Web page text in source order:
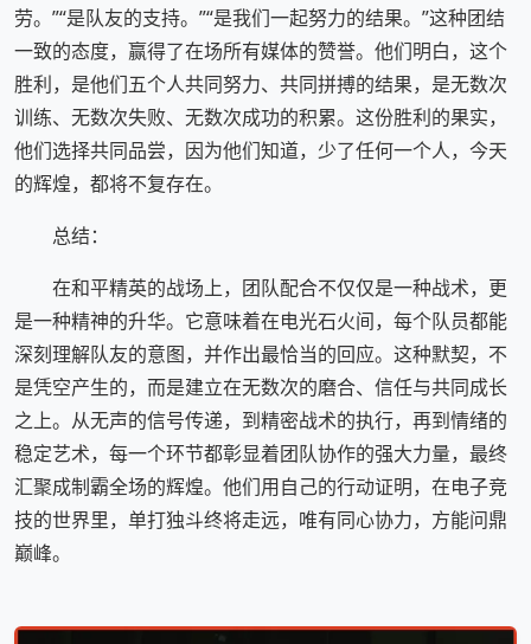
劳。”“是队友的支持。”“是我们一起努力的结果。”这种团结
一致的态度，赢得了在场所有媒体的赞誉。他们明白，这个
胜利，是他们五个人共同努力、共同拼搏的结果，是无数次
训练、无数次失败、无数次成功的积累。这份胜利的果实，
他们选择共同品尝，因为他们知道，少了任何一个人，今天
的辉煌，都将不复存在。
总结：
在和平精英的战场上，团队配合不仅仅是一种战术，更
是一种精神的升华。它意味着在电光石火间，每个队员都能
深刻理解队友的意图，并作出最恰当的回应。这种默契，不
是凭空产生的，而是建立在无数次的磨合、信任与共同成长
之上。从无声的信号传递，到精密战术的执行，再到情绪的
稳定艺术，每一个环节都彰显着团队协作的强大力量，最终
汇聚成制霸全场的辉煌。他们用自己的行动证明，在电子竞
技的世界里，单打独斗终将走远，唯有同心协力，方能问鼎
巅峰。